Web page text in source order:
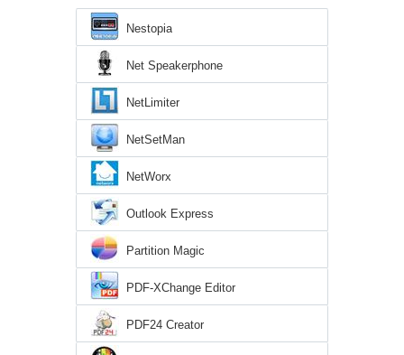
Nestopia
Net Speakerphone
NetLimiter
NetSetMan
NetWorx
Outlook Express
Partition Magic
PDF-XChange Editor
PDF24 Creator